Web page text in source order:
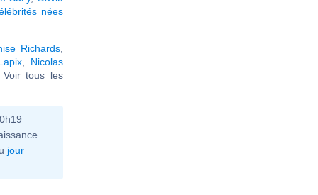
nées
Richards
, Nicolas
tous les
jour